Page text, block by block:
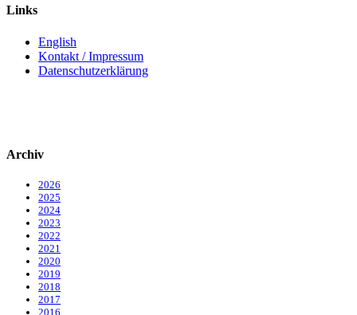
Links
English
Kontakt / Impressum
Datenschutzerklärung
Archiv
2026
2025
2024
2023
2022
2021
2020
2019
2018
2017
2016